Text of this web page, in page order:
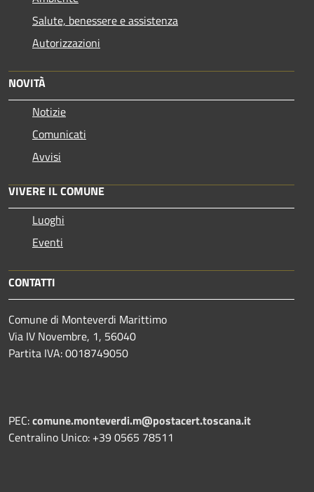
Salute, benessere e assistenza
Autorizzazioni
NOVITÀ
Notizie
Comunicati
Avvisi
VIVERE IL COMUNE
Luoghi
Eventi
CONTATTI
Comune di Monteverdi Marittimo
Via IV Novembre, 1, 56040
Partita IVA: 0018749050
PEC:comune.monteverdi.m@postacert.toscana.it
Centralino Unico: +39 0565 78511